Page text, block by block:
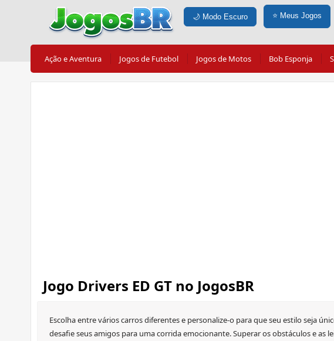
🌙 Modo Escuro ⭐ Meus Jogos
Ação e Aventura Jogos de Futebol Jogos de Motos Bob Esponja
Jogo Drivers ED GT no JogosBR
Escolha entre vários carros diferentes e personalize-o para que seu estilo seja
desafie seus amigos para uma corrida emocionante. Superar os obstáculos e as